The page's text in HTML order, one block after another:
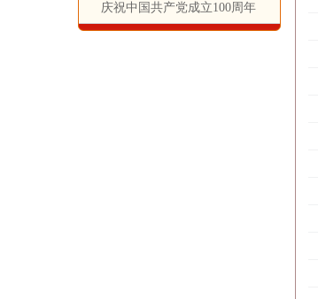
庆祝中国共产党成立100周年